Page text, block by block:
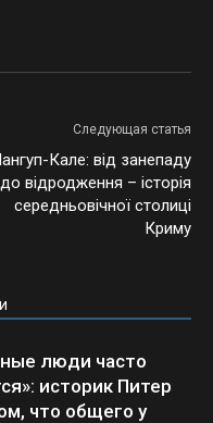
Следующая статья
Кале: від занепаду
до відродження – історія
середньовічної столиці
Криму
люди часто
историк Питер
что общего у